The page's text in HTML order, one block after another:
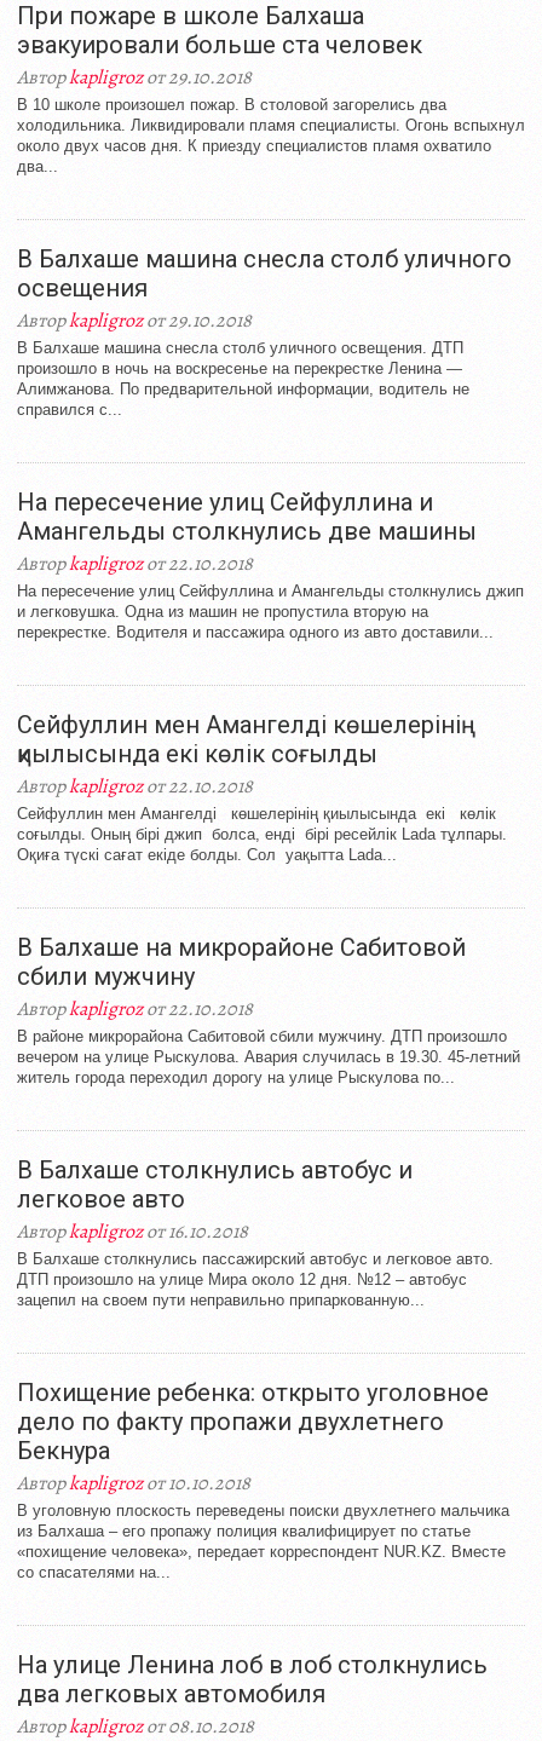
При пожаре в школе Балхаша
эвакуировали больше ста человек
Авторkapligrozот 29.10.2018
В 10 школе произошел пожар. В столовой загорелись два
холодильника. Ликвидировали пламя специалисты. Огонь вспыхнул
около двух часов дня. К приезду специалистов пламя охватило
два...
В Балхаше машина снесла столб уличного
освещения
Авторkapligrozот 29.10.2018
В Балхаше машина снесла столб уличного освещения. ДТП
произошло в ночь на воскресенье на перекрестке Ленина —
Алимжанова. По предварительной информации, водитель не
справился с...
На пересечение улиц Сейфуллина и
Амангельды столкнулись две машины
Авторkapligrozот 22.10.2018
На пересечение улиц Сейфуллина и Амангельды столкнулись джип
и легковушка. Одна из машин не пропустила вторую на
перекрестке. Водителя и пассажира одного из авто доставили...
Сейфуллин мен Амангелді көшелерінің
қиылысында екі көлік соғылды
Авторkapligrozот 22.10.2018
Сейфуллин мен Амангелді көшелерінің қиылысында екі көлік
соғылды. Оның бірі джип болса, енді бірі ресейлік Lada тұлпары.
Оқиға түскі сағат екіде болды. Сол уақытта Lada...
В Балхаше на микрорайоне Сабитовой
сбили мужчину
Авторkapligrozот 22.10.2018
В районе микрорайона Сабитовой сбили мужчину. ДТП произошло
вечером на улице Рыскулова. Авария случилась в 19.30. 45-летний
житель города переходил дорогу на улице Рыскулова по...
В Балхаше столкнулись автобус и
легковое авто
Авторkapligrozот 16.10.2018
В Балхаше столкнулись пассажирский автобус и легковое авто.
ДТП произошло на улице Мира около 12 дня. №12 – автобус
зацепил на своем пути неправильно припаркованную...
Похищение ребенка: открыто уголовное
дело по факту пропажи двухлетнего
Бекнура
Авторkapligrozот 10.10.2018
В уголовную плоскость переведены поиски двухлетнего мальчика
из Балхаша – его пропажу полиция квалифицирует по статье
«похищение человека», передает корреспондент NUR.KZ. Вместе
со спасателями на...
На улице Ленина лоб в лоб столкнулись
два легковых автомобиля
Авторkapligrozот 08.10.2018